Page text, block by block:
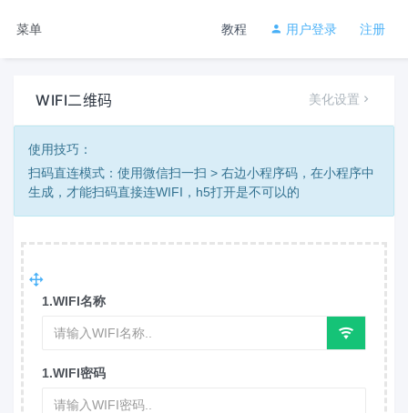
菜单 注册
用户登录
教程
WIFI二维码 美化设置
使用技巧：
扫码直连模式：使用微信扫一扫 > 右边小程序码，在小程序中
生成，才能扫码直接连WIFI，h5打开是不可以的
1.WIFI名称
1.WIFI密码